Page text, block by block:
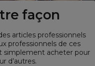
façon
articles professionnels
professionnels de ces
simplement acheter pour
d’autres.